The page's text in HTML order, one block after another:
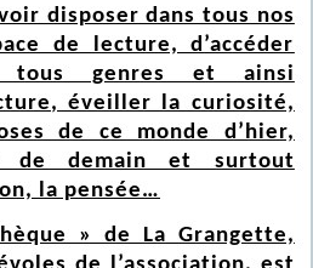
disposer dans tous nos
de lecture, d’accéder
genres et ainsi
éveiller la curiosité,
de ce monde d’hier,
de demain et surtout
la pensée…
» de La Grangette,